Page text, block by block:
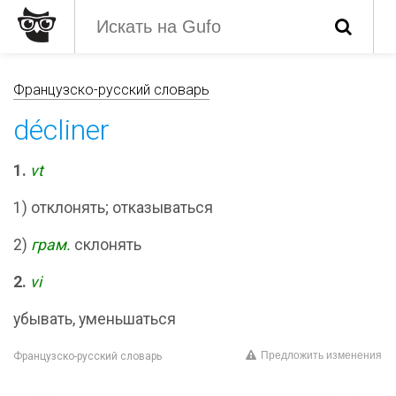
Французско-русский словарь
décliner
1. vt
1) отклонять; отказываться
2) грам. склонять
2. vi
убывать, уменьшаться
Французско-русский словарь Предложить изменения